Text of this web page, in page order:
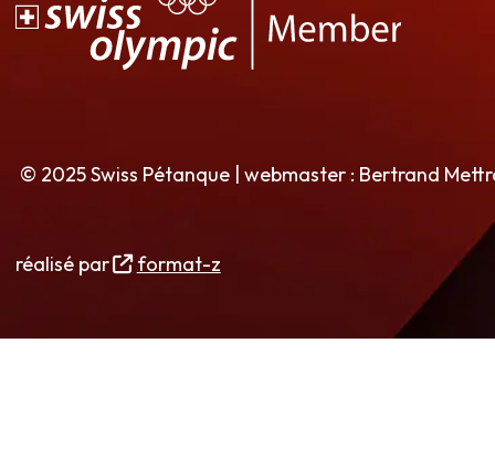
© 2025 Swiss Pétanque | webmaster : Bertrand
réalisé par format-z